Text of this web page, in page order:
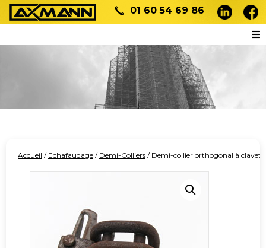
01 60 54 69 86
Accueil / Echafaudage / Demi-Colliers / Demi-collier orthogonal à